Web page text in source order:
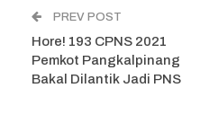
PREV POST
Hore! 193 CPNS 2021
Pemkot Pangkalpinang
Bakal Dilantik Jadi PNS